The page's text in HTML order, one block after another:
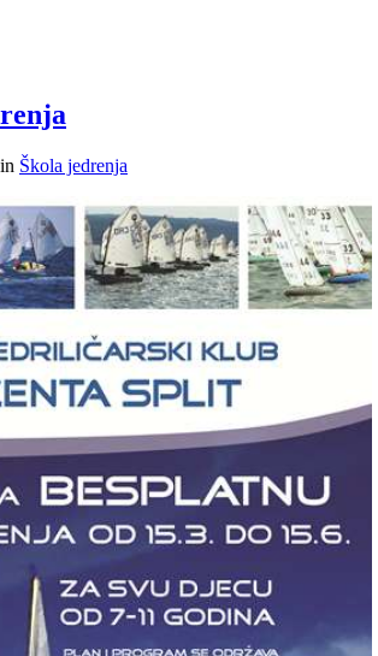
Škola jedrenja